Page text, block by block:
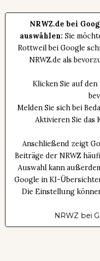
NRWZ.de bei
auswählen: Sie
Rottweil bei Google
NRWZ.de als
Klicken Sie auf
Melden Sie sich bei
Aktivieren Sie das
Anschließend zeigt
Beiträge der NRWZ
Auswahl kann
Google in KI-
Die Einstellung
NRWZ bei